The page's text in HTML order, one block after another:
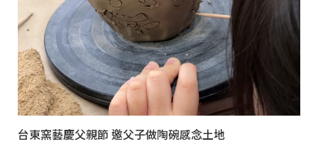
台東窯藝慶父親節 邀父子做陶碗感念土地